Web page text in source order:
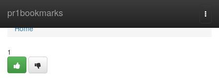
pr1bookmarks
Home
Home
1